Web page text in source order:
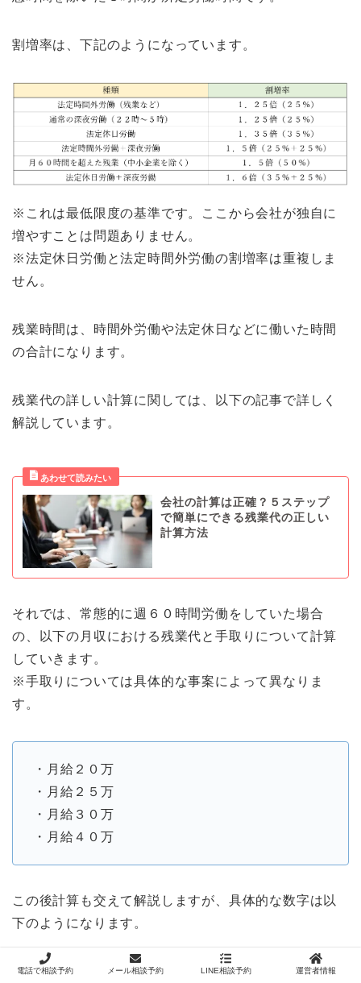
割増率は、下記のようになっています。
※これは最低限度の基準です。ここから会社が独自に
増やすことは問題ありません。
※法定休日労働と法定時間外労働の割増率は重複しま
せん。
残業時間は、時間外労働や法定休日などに働いた時間
の合計になります。
残業代の詳しい計算に関しては、以下の記事で詳しく
解説しています。
会社の計算は正確？５ステップ
で簡単にできる残業代の正しい
計算方法
それでは、常態的に週６０時間労働をしていた場合
の、以下の月収における残業代と手取りについて計算
していきます。
※手取りについては具体的な事案によって異なりま
す。
・月給２０万
・月給２５万
・月給３０万
・月給４０万
この後計算も交えて解説しますが、具体的な数字は以
下のようになります。
電話で相談予約 メール相談予約 LINE相談予約 運営者情報